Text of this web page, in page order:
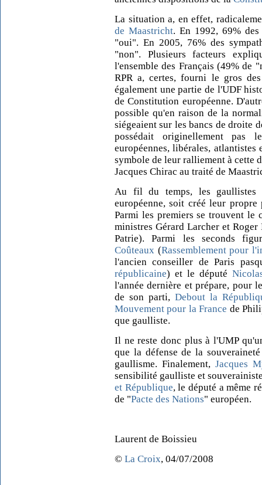
La situation a, en effet,
de Maastricht. En 1992, 69%
"oui". En 2005, 76% des
"non". Plusieurs facteurs
l'ensemble des Français (49% de
RPR a, certes, fourni le gros
également une partie de l'UDF
de Constitution européenne.
possible qu'en raison de la
siégeaient sur les bancs de droite
possédait originellement pas
européennes, libérales,
symbole de leur ralliement à cette
Jacques Chirac au traité de
Au fil du temps, les gaullistes
européenne, soit créé leur
Parmi les premiers se trouvent le
ministres Gérard Larcher et
Patrie). Parmi les seconds
Coûteaux (Rassemblement pour
l'ancien conseiller de Paris
républicaine) et le député
l'année dernière et prépare, pour
de son parti, Debout la
Mouvement pour la France de
que gaulliste.
Il ne reste donc plus à l'UMP
que la défense de la
gaullisme. Finalement,Jacques
sensibilité gaulliste et
et République, le député a même
de "Pacte des Nations" européen.
Laurent de Boissieu
© La Croix, 04/07/2008